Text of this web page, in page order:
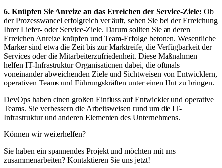
6. Knüpfen Sie Anreize an das Erreichen der Service-Ziele: Ob
der Prozesswandel erfolgreich verläuft, sehen Sie bei der Erreichung
Ihrer Liefer- oder Service-Ziele. Darum sollten Sie an deren
Erreichen Anreize knüpfen und Team-Erfolge betonen. Wesentliche
Marker sind etwa die Zeit bis zur Marktreife, die Verfügbarkeit der
Services oder die Mitarbeiterzufriedenheit. Diese Maßnahmen
helfen IT-Infrastruktur Organisationen dabei, die oftmals
voneinander abweichenden Ziele und Sichtweisen von Entwicklern,
operativen Teams und Führungskräften unter einen Hut zu bringen.
DevOps haben einen großen Einfluss auf Entwickler und operative
Teams. Sie verbessern die Arbeitsweisen rund um die IT-
Infrastruktur und anderen Elementen des Unternehmens.
Können wir weiterhelfen?
Sie haben ein spannendes Projekt und möchten mit uns
zusammenarbeiten? Kontaktieren Sie uns jetzt!